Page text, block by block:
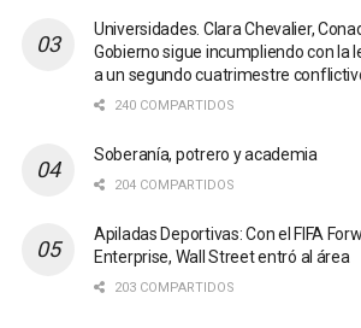
Universidades. Clara Chevalier,
Gobierno sigue incumpliendo con la
a un segundo cuatrimestre
240 COMPARTIDOS
Soberanía, potrero y academia
204 COMPARTIDOS
Apiladas Deportivas: Con el FIFA
Enterprise, Wall Street entró al área
203 COMPARTIDOS